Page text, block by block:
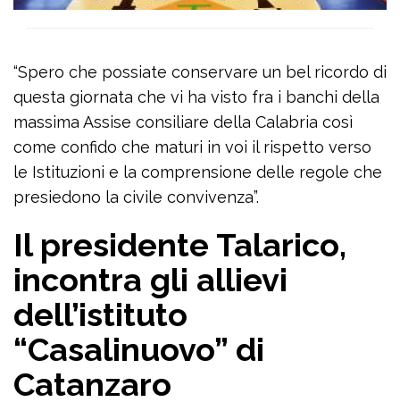
“Spero che possiate conservare un bel ricordo di
questa giornata che vi ha visto fra i banchi della
massima Assise consiliare della Calabria così
come confido che maturi in voi il rispetto verso
le Istituzioni e la comprensione delle regole che
presiedono la civile convivenza”.
Il presidente Talarico,
incontra gli allievi
dell’istituto
“Casalinuovo” di
Catanzaro